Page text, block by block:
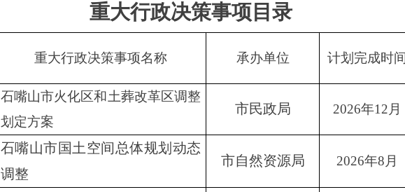
重大行政决策事项目录
重大行政决策事项名称 承办单位 计划完成时间
石嘴山市火化区和土葬改革区调整
划定方案
市民政局 2026年12 月
石嘴山市国土空间总体规划动态
调整
市自然资源局 2026年8 月